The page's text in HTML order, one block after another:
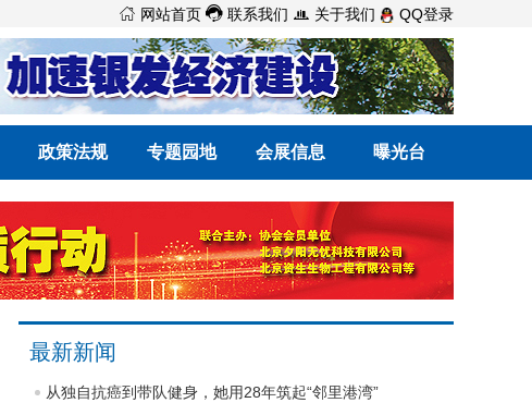
 网站首页  联系我们  关于我们 QQ登录
政策法规 专题园地 会展信息 曝光台
最新新闻
从独自抗癌到带队健身，她用28年筑起“邻里港湾”